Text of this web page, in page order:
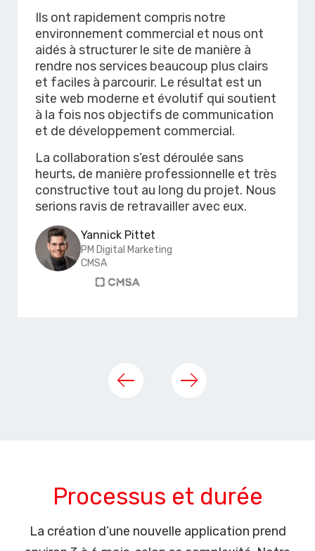
Ils ont rapidement compris notre
environnement commercial et nous ont
aidés à structurer le site de manière à
rendre nos services beaucoup plus clairs
et faciles à parcourir. Le résultat est un
site web moderne et évolutif qui soutient
à la fois nos objectifs de communication
et de développement commercial.
La collaboration s’est déroulée sans
heurts, de manière professionnelle et très
constructive tout au long du projet. Nous
serions ravis de retravailler avec eux.
Yannick Pittet
PM Digital Marketing
CMSA
Processus et durée
La création d’une nouvelle application prend